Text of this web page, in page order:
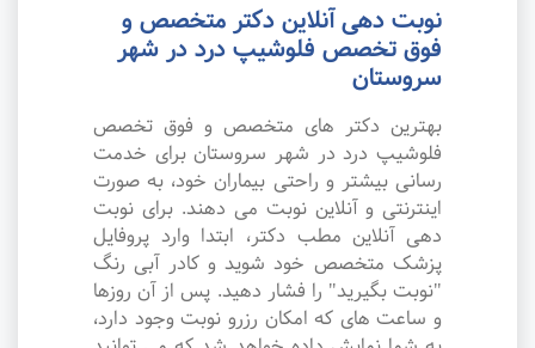
نوبت دهی آنلاین دکتر متخصص و
فوق تخصص فلوشیپ درد در شهر
سروستان
بهترین دکتر های متخصص و فوق تخصص
فلوشیپ درد در شهر سروستان برای خدمت
رسانی بیشتر و راحتی بیماران خود، به صورت
اینترنتی و آنلاین نوبت می دهند. برای نوبت
دهی آنلاین مطب دکتر، ابتدا وارد پروفایل
پزشک متخصص خود شوید و کادر آبی رنگ
"نوبت بگیرید" را فشار دهید. پس از آن روزها
و ساعت های که امکان رزرو نوبت وجود دارد،